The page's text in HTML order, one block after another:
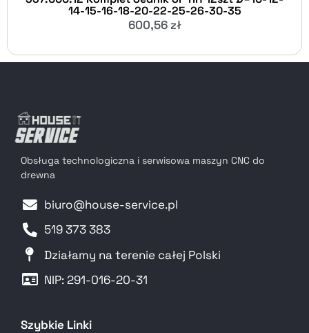
14-15-16-18-20-22-25-26-30-35
600,56 zł
Obsługa technologiczna i serwisowa maszyn CNC do
drewna
biuro@house-service.pl
519 373 383
Działamy na terenie całej Polski
NIP: 291-016-20-31​
Szybkie Linki